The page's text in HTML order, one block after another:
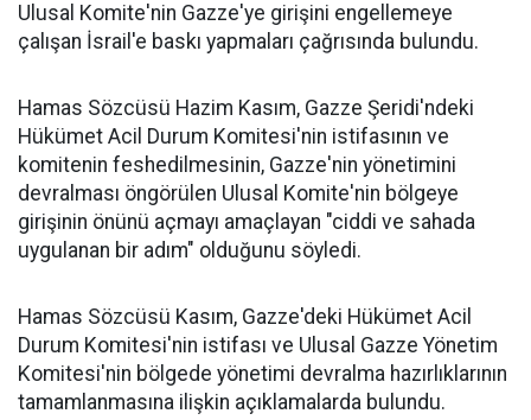
Ulusal Komite'nin Gazze'ye girişini engellemeye
çalışan İsrail'e baskı yapmaları çağrısında bulundu.
Hamas Sözcüsü Hazim Kasım, Gazze Şeridi'ndeki
Hükümet Acil Durum Komitesi'nin istifasının ve
komitenin feshedilmesinin, Gazze'nin yönetimini
devralması öngörülen Ulusal Komite'nin bölgeye
girişinin önünü açmayı amaçlayan "ciddi ve sahada
uygulanan bir adım" olduğunu söyledi.
Hamas Sözcüsü Kasım, Gazze'deki Hükümet Acil
Durum Komitesi'nin istifası ve Ulusal Gazze Yönetim
Komitesi'nin bölgede yönetimi devralma hazırlıklarının
tamamlanmasına ilişkin açıklamalarda bulundu.